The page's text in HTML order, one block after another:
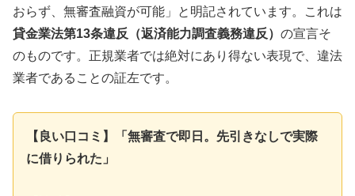
おらず、無審査融資が可能」と明記されています。これは
貸金業法第13条違反（返済能力調査義務違反） の宣言そ
のものです。正規業者では絶対にあり得ない表現で、違法
業者であることの証左です。
【良い口コミ】「無審査で即日。先引きなしで実際
に借りられた」